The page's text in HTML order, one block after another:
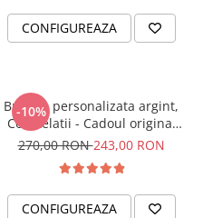
CONFIGUREAZA
-10%
Bratara personalizata argint,
Constelatii - Cadoul original
pentru sora sau prietena ta
270,00 RON243,00 RON
CONFIGUREAZA